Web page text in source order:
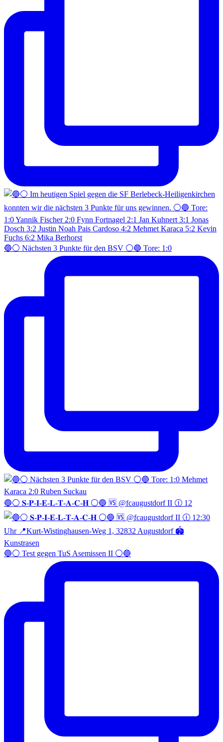
🔵⚪️ Nächsten 3 Punkte für den BSV ⚪️🔵 Tore: 1:0
🔵⚪️ 𝐒-𝐏-𝐈-𝐄-𝐋-𝐓-𝐀-𝐂-𝐇 ⚪️🔵 🆚 @fcaugustdorf II 🕧 12
🔵⚪️ Test gegen TuS Asemissen II ⚪️🔵